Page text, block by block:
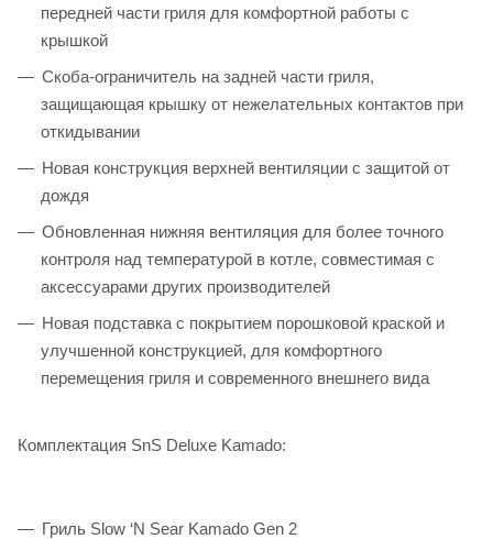
передней части гриля для комфортной работы с
крышкой
Скоба-ограничитель на задней части гриля,
защищающая крышку от нежелательных контактов при
откидывании
Новая конструкция верхней вентиляции с защитой от
дождя
Обновленная нижняя вентиляция для более точного
контроля над температурой в котле, совместимая с
аксессуарами других производителей
Новая подставка с покрытием порошковой краской и
улучшенной конструкцией, для комфортного
перемещения гриля и современного внешнего вида
Комплектация SnS Deluxe Kamado:
Гриль Slow ‘N Sear Kamado Gen 2